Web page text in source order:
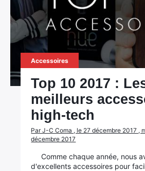
Accessoires
Top 10 2017 :
meilleurs
high-tech
Par J-C Coma , le 27 décembre 2017 ,
décembre 2017
Comme chaque année, nous
d'excellents accessoires pour
Rechercher